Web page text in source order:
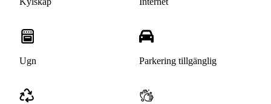
Ugn Parkering tillgänglig